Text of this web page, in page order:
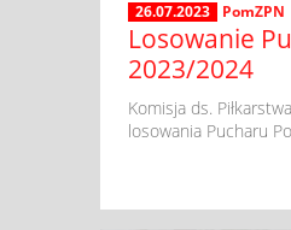
26.07.2023 PomZPN
Losowanie
2023/2024
Komisja ds.
losowania Pucharu